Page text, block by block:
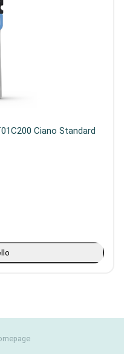
Ciano Standard